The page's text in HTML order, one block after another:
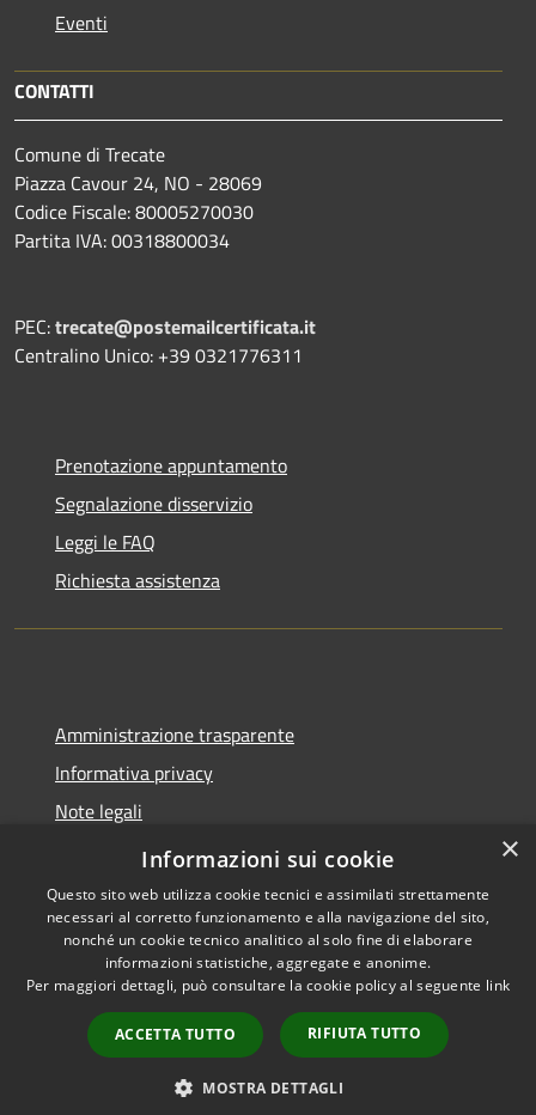
Eventi
CONTATTI
Comune di Trecate
Piazza Cavour 24, NO - 28069
Codice Fiscale: 80005270030
Partita IVA: 00318800034
PEC:trecate@postemailcertificata.it
Centralino Unico: +39 0321776311
Prenotazione appuntamento
Segnalazione disservizio
Leggi le FAQ
Richiesta assistenza
Amministrazione trasparente
Informativa privacy
Note legali
Dichiarazione di accessibilità
Accessibilità
Copyright © 2026 • Comune di
Trecate • Powered by
Municipium•
Accesso
redazione
×
Informazioni sui cookie
Questo sito web utilizza cookie tecnici e assimilati strettamente
necessari al corretto funzionamento e alla navigazione del sito,
nonché un cookie tecnico analitico al solo fine di elaborare
informazioni statistiche, aggregate e anonime.
Per maggiori dettagli, può consultare la cookie policy al seguente link
ACCETTA TUTTO RIFIUTA TUTTO
MOSTRA DETTAGLI